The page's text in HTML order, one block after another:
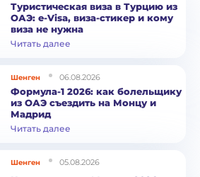
Туристическая виза в Турцию из
ОАЭ: e-Visa, виза-стикер и кому
виза не нужна
Читать далее
Шенген 06.08.2026
Формула-1 2026: как болельщику
из ОАЭ съездить на Монцу и
Мадрид
Читать далее
Шенген 05.08.2026